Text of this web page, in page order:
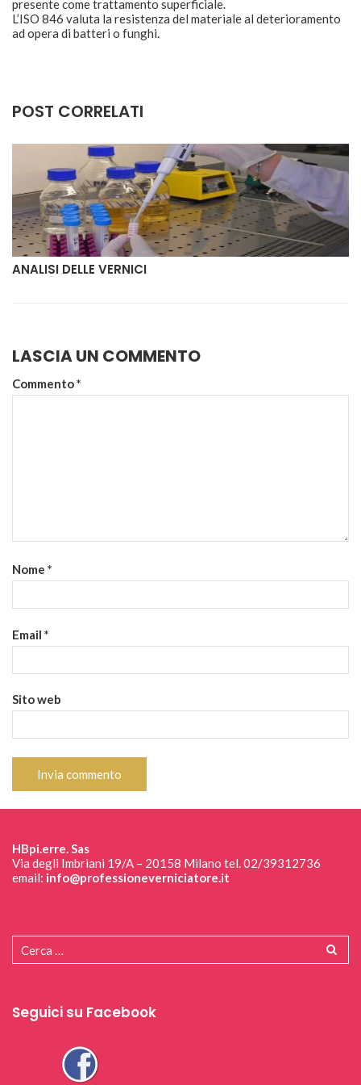
presente come trattamento superficiale.
L’ISO 846 valuta la resistenza del materiale al deterioramento
ad opera di batteri o funghi.
POST CORRELATI
ANALISI DELLE VERNICI
LASCIA UN COMMENTO
Commento*
Nome *
Email *
Sito web
HBpi.erre. Sas
Via degli Imbriani 19/A – 20158 Milano tel. 02/39312736
email: info@professioneverniciatore.it
Seguici su Facebook